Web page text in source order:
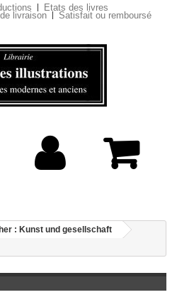
Etats des livres
livraison Satisfait ou remboursé
: Kunst und gesellschaft